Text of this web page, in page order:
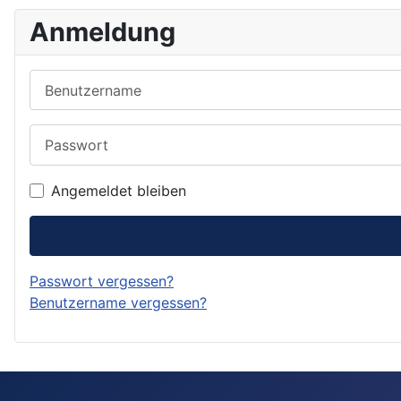
Anmeldung
Angemeldet bleiben
Passwort vergessen?
Benutzername vergessen?